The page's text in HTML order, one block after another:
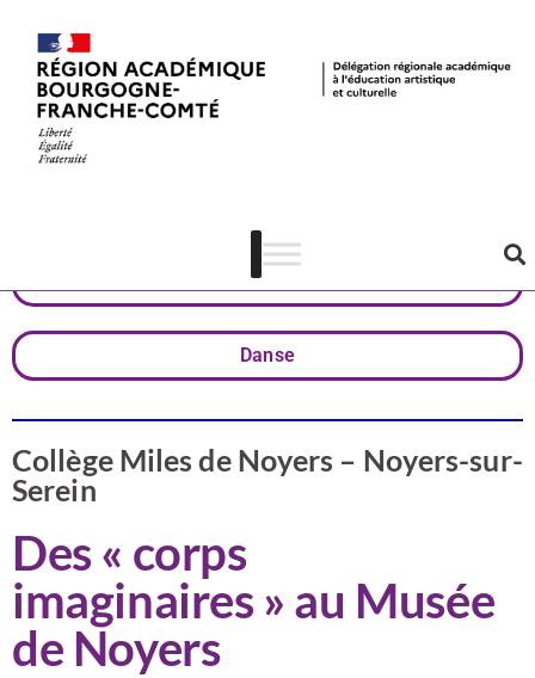
Patrimoine
Danse
Collège Miles de Noyers – Noyers-sur-
Serein
Des « corps
imaginaires » au Musée
de Noyers